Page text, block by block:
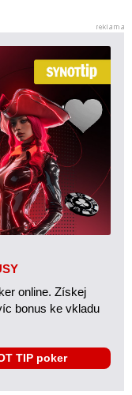
online. Získej
bonus ke vkladu
TIP poker